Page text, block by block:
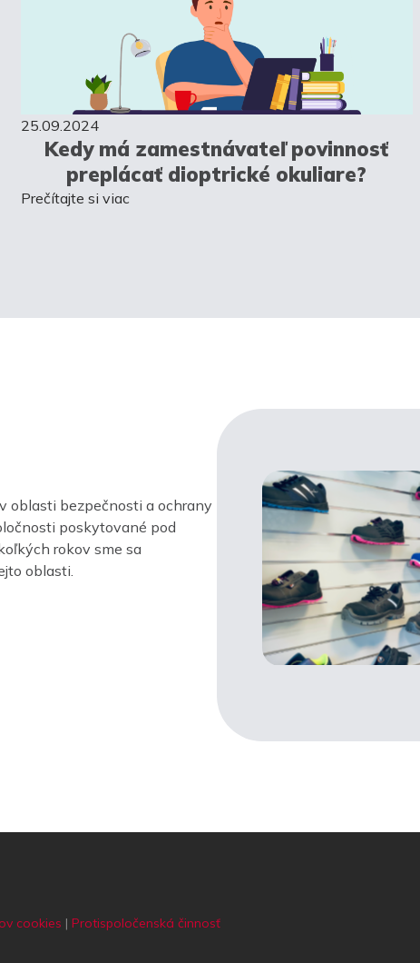
25.09.2024
Kedy má zamestnávateľ povinnosť
preplácať dioptrické okuliare?
Prečítajte si viac
oblasti bezpečnosti a ochrany
poskytované pod
rokov sme sa
oblasti.
cookies | Protispoločenská činnosť